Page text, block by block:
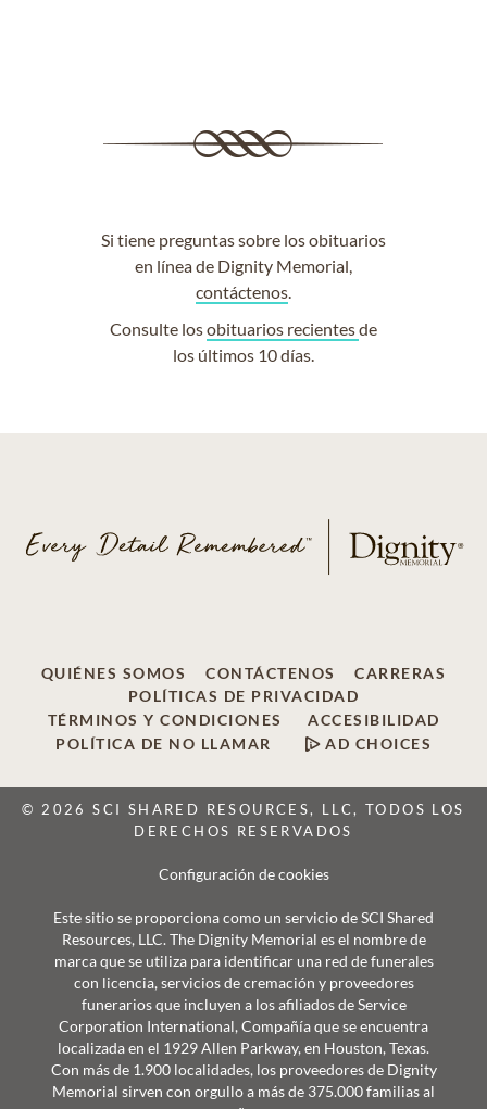
Si tiene preguntas sobre los obituarios
en línea de Dignity Memorial,
contáctenos.
Consulte losobituarios recientesde
los últimos 10 días.
QUIÉNES SOMOS CONTÁCTENOS
CARRERAS
POLÍTICAS DE PRIVACIDAD
TÉRMINOS Y CONDICIONES
ACCESIBILIDAD
POLÍTICA DE NO LLAMAR
AD CHOICES
© 2026 SCI SHARED RESOURCES, LLC, TODOS LOS
DERECHOS RESERVADOS
Configuración de cookies
Este sitio se proporciona como un servicio de SCI Shared
Resources, LLC. The Dignity Memorial es el nombre de
marca que se utiliza para identificar una red de funerales
con licencia, servicios de cremación y proveedores
funerarios que incluyen a los afiliados de Service
Corporation International, Compañía que se encuentra
localizada en el 1929 Allen Parkway, en Houston, Texas.
Con más de 1.900 localidades, los proveedores de Dignity
Memorial sirven con orgullo a más de 375.000 familias al